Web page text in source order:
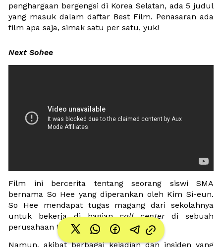
penghargaan bergengsi di Korea Selatan, ada 5 judul
yang masuk dalam daftar Best Film. Penasaran ada
film apa saja, simak satu per satu, yuk!
Next Sohee
Film ini bercerita tentang seorang siswi SMA
bernama So Hee yang diperankan oleh Kim Si-eun.
So Hee mendapat tugas magang dari sekolahnya
untuk bekerja di bagian call center di sebuah
perusahaan telekomunikasi.
Namun, akibat berbagai kejadian dan insiden yang